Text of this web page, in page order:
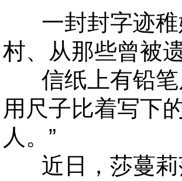
一封封字迹稚
村、从那些曾被
信纸上有铅笔
用尺子比着写下
人。”
近日，莎蔓莉